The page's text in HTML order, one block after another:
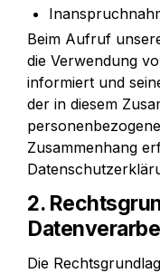
Beim Aufruf
die Verwendung
informiert und
der in diesem
Zusammenhang
2.
Die